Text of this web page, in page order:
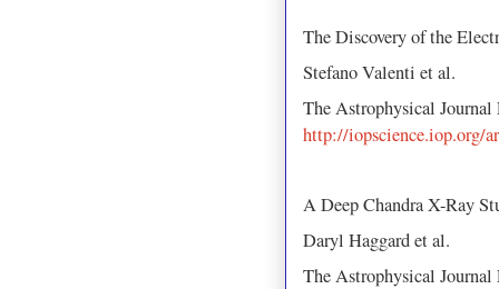
The Discovery of the
Stefano Valenti et al.
The Astrophysical
http://iopscience.iop.org/
A Deep Chandra X-Ray
Daryl Haggard et al.
The Astrophysical